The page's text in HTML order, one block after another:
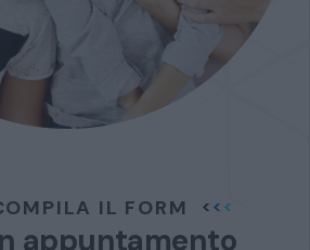
IL FORM
appuntamento